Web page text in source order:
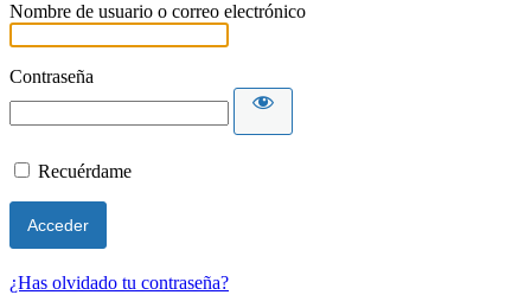
Nombre de usuario o correo electrónico
Contraseña
Recuérdame
¿Has olvidado tu contraseña?